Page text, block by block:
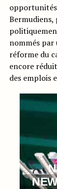
nommés
réforme du
encore
des emplois